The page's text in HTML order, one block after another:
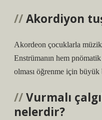
Akordiyon
Akordeon çocuklarla
Enstrümanın hem
olması öğrenme için büyük
Vurmalı
nelerdir?